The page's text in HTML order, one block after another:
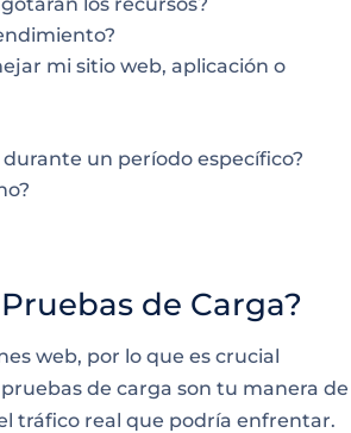
mi sitio web, aplicación o
un período específico?
de Carga?
web, por lo que es crucial
de carga son tu manera de
tráfico real que podría enfrentar.